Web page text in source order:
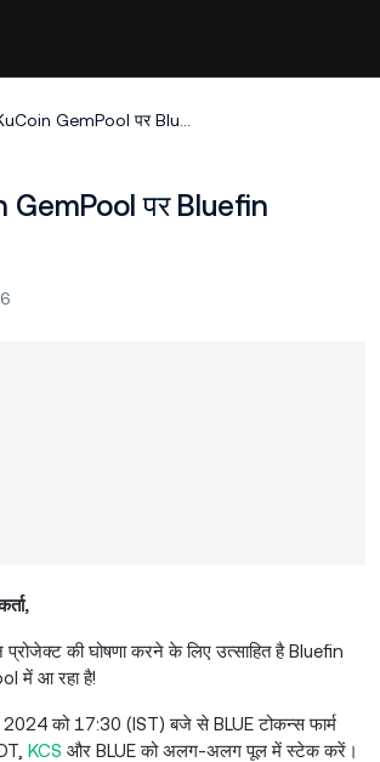
पेश है KuCoin GemPool पर Bluefin (BLUE)!
GemPool पर Bluefin
की घोषणा करने के लिए उत्साहित है Bluefin
में आ रहा है!
2024 को 17:30 (IST) बजे से BLUE टोकन्स फार्म
KCS और BLUE को अलग-अलग पूल में स्टेक करें।